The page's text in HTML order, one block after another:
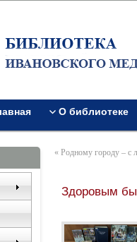
О библиотеке
« Родному городу – с
Здоровым